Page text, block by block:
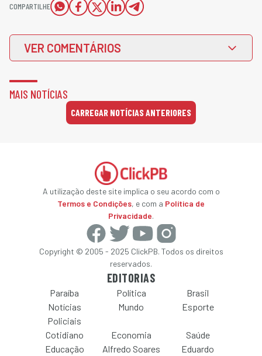
COMPARTILHE
VER COMENTÁRIOS
MAIS NOTÍCIAS
CARREGAR NOTÍCIAS ANTERIORES
A utilização deste site implica o seu acordo com o
Termos e Condições, e com a Política de
Privacidade.
Copyright © 2005 - 2025 ClickPB. Todos os direitos
reservados.
EDITORIAS
Paraíba Política
Brasil
Notícias
Policiais
Mundo Esporte
Cotidiano Economia
Saúde
Educação
Alfredo Soares Eduardo